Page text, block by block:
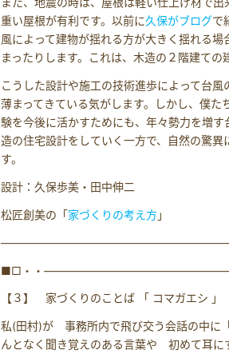
重い屋根が有利です。以前に久保がブログで
風によって建物が揺れる方が大きく揺れる
まったりします。これは、木造の２階建て
こうした設計や施工の技術進歩によって台
薄まってきている気がします。しかし、僕
験を今後に活かすためにも、年々勢力を増
造の住宅設計をしていく一方で、自然の驚
す。
設計：久保歩美・田中伸二
松匠創美の「家づくりの考え方」
■□・・
【３】 家づくりのことば 「 コマガエシ 」
私(田村)が 事務所内で飛び交う会話の中に
んとなく聞き覚えのある言葉や 初めて耳に